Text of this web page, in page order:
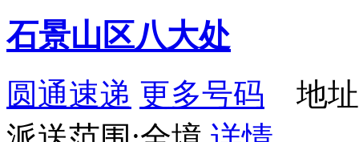
石景山区八大处
圆通速递 更多号码 地址